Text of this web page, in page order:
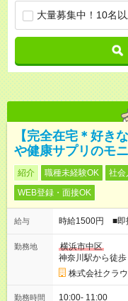
大量募集中！10名
【完全在宅＊好き
や健康サプリのモ
紹介 職種未経験OK 社会
WEB登録・面接OK
給与 時給1500円 ■即
勤務地
横浜市中区
神奈川駅から徒歩
株式会社クラ
勤務時間 10:00- 11:00